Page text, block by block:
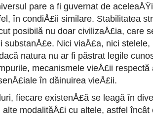
pare a fi guvernat de
în condiÅ£ii similare. Stabilitatea
posibilă nu doar civilizaÅ£ia, care
substanÅ£e. Nici viaÅ£a, nici
natura nu ar fi păstrat legile
mecanismele vieÅ£ii
în dăinuirea vieÅ£ii.
fiecare existenÅ£ă se leagă în
alte modalităÅ£i cu altele, astfel încât